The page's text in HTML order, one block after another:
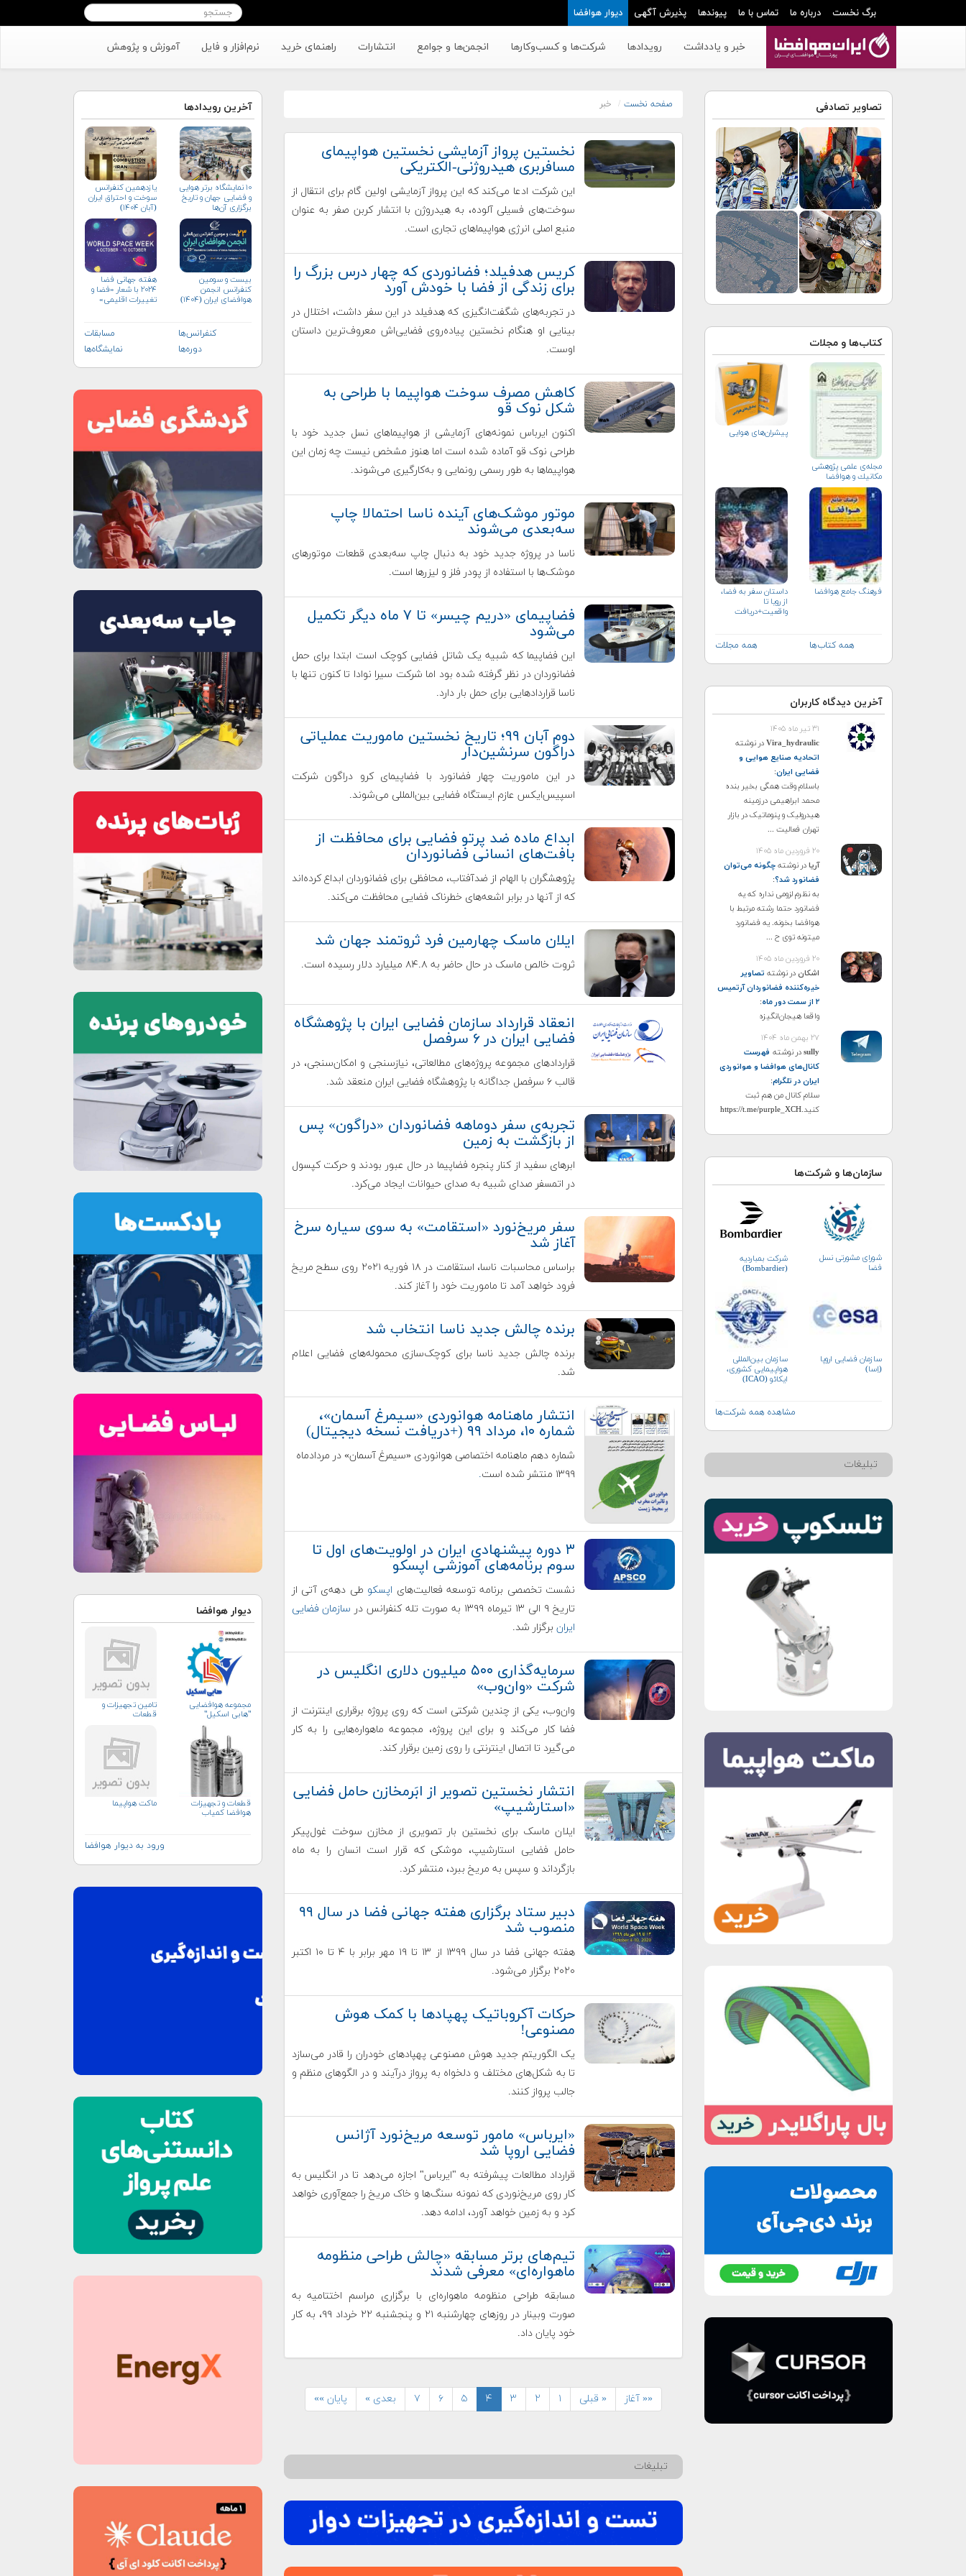
برگ نخست درباره ما تماس با ما پیوندها پذیرش آگهی دیوار هوافضا
خبر و یادداشت رویدادها شرکت‌ها و کسب‌وکار‌ها انجمن‌ها و جوامع انتشارات راهنمای خرید نرم‌افزار و فایل آموزش و پژوهش
تصاویر تصادفی
کتاب‌ها و مجلات
مجله‌ی علمی پژوهشی
مكانيك و هوافضا
پیشران‌های هوایی
فرهنگ جامع هوافضا
داستان سفر به فضا،
از رویا تا
واقعیت+دریافت
همه کتاب‌ها همه مجلات
آخرین دیدگاه کاربران
۳۱ تیر ماه ۱۴۰۵
Vira_hydraulicدر نوشته
اتحادیه صنایع هوایی و
فضایی ایران:
باسلام وقت همگی بخیر بنده
محمد ابراهیمی درزمینه
هیدرولیک و پنوماتیک در بازار
تهران فعالیت ...
۲۰ فروردین ماه ۱۴۰۵
آریادر نوشتهچگونه می‌توان
فضانورد شد؟:
به نظرم لزومی نداره که یه
فضانورد حتما رشته مرتبط با
هوافضا بخونه. یه فضانورد
میتونه توی ح ...
۲۰ فروردین ماه ۱۴۰۵
اشکاندر نوشته تصاویر
خیره‌کننده فضانوردان آرتمیس
۲ از سمت دور ماه
:
واقعا هیجان‌انگیزه
۲۷ بهمن ماه ۱۴۰۴
sullyدر نوشته فهرست
کانال‌های هوافضا و هوانوردی
ایران در تلگرام:
سلام کانال من هم ثبت
کنید.https://t.me/purple_XCH
سازمان‌ها و شرکت‌ها
شورای مشورتی نسل
فضا
شرکت بمباردیه
(Bombardier)
سازمان فضایی اروپا
(اِسا)
سازمان بین‌المللی
هواپیمایی کشوری،
ایکائو (ICAO)
مشاهده همه شرکت‌ها
تبلیغات
صفحه نخست خبر
نخستین پرواز آزمایشی نخستین هواپیمای
مسافربری هیدروژنی-الکتریکی
این شرکت ادعا می‌کند که این پرواز آزمایشی اولین گام برای انتقال از
سوخت‌های فسیلی آلوده، به هیدروژن با انتشار کربن صفر به عنوان
منبع اصلی انرژی هواپیماهای تجاری است.
کریس هدفیلد؛ فضانوردی که چهار درس بزرگ را
برای زندگی از فضا با خودش آورد
در تجربه‌های شگفت‌انگیزی که هدفیلد در این سفر داشت، اختلال در
بینایی او هنگام نخستین پیاده‌روی فضایی‌اش معروف‌ترین داستان
اوست.
کاهش مصرف سوخت هواپیما با طراحی به
شکل نوک قو
اکنون ایرباس نمونه‌های آزمایشی از هواپیماهای نسل جدید خود با
طراحی نوک قو آماده شده است اما هنوز مشخص نیست چه زمان این
هواپیماها به طور رسمی رونمایی و به‌کارگیری می‌شوند.
موتور موشک‌های آینده ناسا احتمالا چاپ
سه‌بعدی می‌شوند
ناسا در پروژه جدید خود به دنبال چاپ سه‌بعدی قطعات موتورهای
موشک‌ها با استفاده از پودر فلز و لیزرها است.
فضاپیمای «دریم چیسر» تا ۷ ماه دیگر تکمیل
می‌شود
این فضاپیما که شبیه یک شاتل فضایی کوچک است ابتدا برای حمل
فضانوردان در نظر گرفته شده بود اما شرکت سیرا نوادا تا کنون تنها با
ناسا قراردادهایی برای حمل بار دارد.
دوم آبان ۹۹؛ تاریخ نخستین ماموریت عملیاتی
دراگون سرنشین‌دار
در این ماموریت چهار فضانورد با فضاپیمای کرو دراگون شرکت
اسپیس‌ایکس عازم ایستگاه فضایی بین‌المللی می‌شوند.
ابداع ماده ضد پرتو فضایی برای محافظت از
بافت‌های انسانی فضانوردان
پژوهشگران با الهام از ضدآفتاب، محافظی برای فضانوردان ابداع کرده‌اند
که از آنها در برابر اشعه‌های خطرناک فضایی محافظت می‌کند.
ایلان ماسک چهارمین فرد ثروتمند جهان شد
ثروت خالص ماسک در حال حاضر به ۸۴.۸ میلیارد دلار رسیده است.
انعقاد قرارداد سازمان فضایی ایران با پژوهشگاه
فضایی ایران در ۶ سرفصل
قراردادهای مجموعه پروژه‌های مطالعاتی، نیازسنجی و امکان‌سنجی، در
قالب ۶ سرفصل جداگانه با پژوهشگاه فضایی ایران منعقد شد.
تجربه‌ی سفر دوماهه فضانوردان «دراگون» پس
از بازگشت به زمین
ابرهای سفید از کنار پنجره فضاپیما در حال عبور بودند و حرکت کپسول
در اتمسفر صدای شبیه به صدای حیوانات ایجاد می‌کرد.
سفر مریخ‌نورد «استقامت» به سوی سیاره سرخ
آغاز شد
براساس محاسبات ناسا، استقامت در ۱۸ فوریه ۲۰۲۱ روی سطح مریخ
فرود خواهد آمد تا ماموریت خود را آغاز کند.
برنده چالش جدید ناسا انتخاب شد
برنده چالش جدید ناسا برای کوچک‌سازی محموله‌های فضایی اعلام
شد.
انتشار ماهنامه هوانوردی «سیمرغ آسمان»،
شماره ۱۰، مرداد ۹۹ (+دریافت نسخه دیجیتال)
شماره دهم ماهنامه اختصاصی هوانوردی «سیمرغ آسمان» در مردادماه
۱۳۹۹ منتشر شده است
.
۳ دوره پیشنهادی ایران در اولویت‌های اول تا
سوم برنامه‌های آموزشی اپسکو
نشست تخصصی برنامه توسعه فعالیت‌های اپسکو طی دهه‌ی آتی از
تاریخ ۹ الی ۱۳ تیرماه ۱۳۹۹ به صورت تله کنفرانس در
سازمان فضایی
ایرانبرگزار شد.
سرمایه‌گذاری ۵۰۰ میلیون دلاری انگلیس در
شرکت «وان‌وب»
وان‌وب، یکی از چندین شرکتی است که روی پروژه برقراری اینترنت از
فضا کار می‌کند و برای این پروژه، مجموعه ماهواره‌هایی را به کار
می‌گیرد تا اتصال اینترنتی را روی زمین برقرار کند.
انتشار نخستین تصویر از ابَرمخازن حامل فضایی
«استارشیپ»
ایلان ماسک برای نخستین بار تصویری از مخازن سوخت غول‌پیکر
حامل فضایی استارشیپ، موشکی که قرار است انسان را به ماه
بازگرداند و سپس به مریخ ببرد، منتشر کرد.
دبیر ستاد برگزاری هفته جهانی فضا در سال ۹۹
منصوب شد
هفته جهانی فضا در سال ۱۳۹۹ از ۱۳ تا ۱۹ مهر برابر با ۴ تا ۱۰ اکتبر
۲۰۲۰ برگزار می‌شود.
حرکات آکروباتیک پهپادها با کمک هوش
مصنوعی!
یک الگوریتم جدید هوش مصنوعی پهپادهای خودران را قادر می‌سازد
تا به شکل‌های مختلف و دلخواه به پرواز درآیند و در الگوهای منظم و
جالب پرواز کنند.
«ایرباس» مامور توسعه مریخ‌نورد آژانس
فضایی اروپا شد
قرارداد مطالعات پیشرفته به "ایرباس" اجازه می‌دهد تا در انگلیس به
کار روی مریخ‌نوردی که نمونه سنگ‌ها و خاک مریخ را جمع‌آوری خواهد
کرد و به زمین خواهد آورد، ادامه دهد.
تیم‌های برتر مسابقه‌ «چالش طراحی منظومه
ماهواره‌ای» معرفی شدند
مسابقه طراحی منظومه ماهواره‌ای با برگزاری مراسم اختتامیه به
صورت وبینار در روزهای چهارشنبه ۲۱ و پنجشنبه ۲۲ خرداد ۹۹، به کار
خود پایان داد.
«« آغاز « قبلی ۱ ۲ ۳ ۴ ۵ ۶ ۷ بعدی » پایان »»
تبلیغات
آخرین رویدادها
۱۰ نمایشگاه برتر هوایی
و فضایی جهان و تاریخ
برگزاری آن‌ها
یازدهمین کنفرانس
سوخت و احتراق ایران
(آبان‌ ۱۴۰۴)
بیست و سومین
کنفرانس انجمن
هوافضای ايران (۱۴۰۴)
هفته جهانی فضا
۲۰۲۴ با شعار «فضا و
تغییرات اقلیمی»
کنفرانس‌ها
مسابقات
دوره‌ها
نمایشگاه‌ها
دیوار هوافضا
مجموعه هوافضایی
"هابی اسکیل"
تامین تجهیزات و
قطعات
قطعات و تجهیزات
هوافضا کمیاب
ماکت هواپیما
ورود به دیوار هوافضا